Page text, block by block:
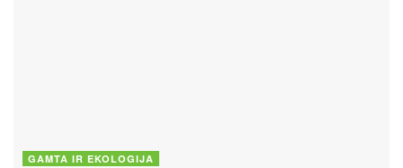
GAMTA IR EKOLOGIJA